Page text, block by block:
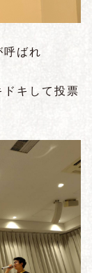
呼ばれ
キして投票